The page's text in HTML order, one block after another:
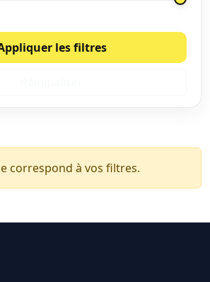
les filtres
correspond à vos filtres.